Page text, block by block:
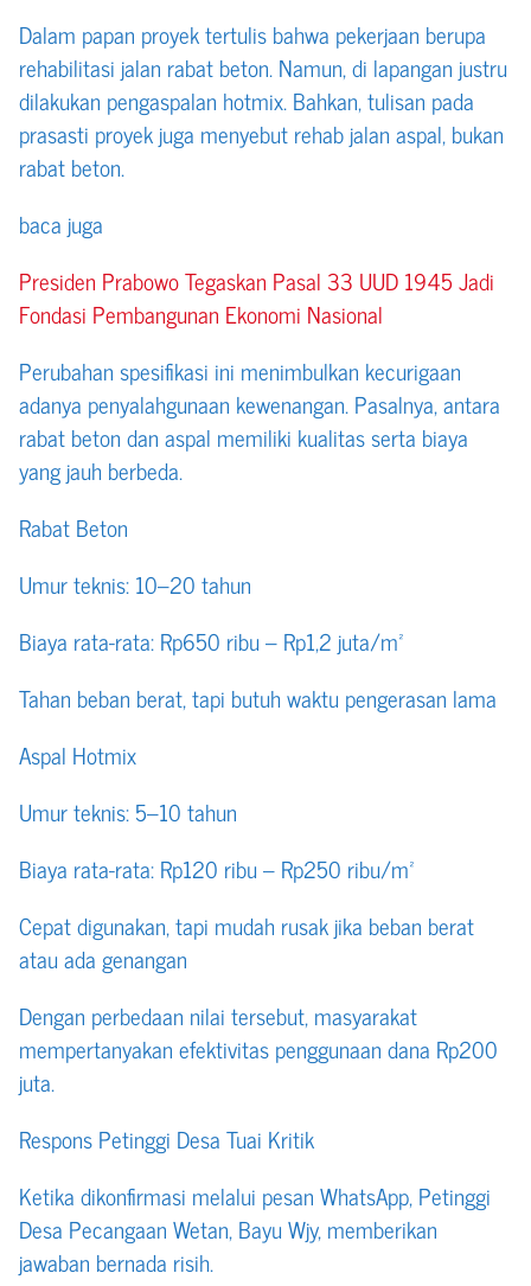
Dalam papan proyek tertulis bahwa pekerjaan berupa
rehabilitasi jalan rabat beton. Namun, di lapangan justru
dilakukan pengaspalan hotmix. Bahkan, tulisan pada
prasasti proyek juga menyebut rehab jalan aspal, bukan
rabat beton.
baca juga
Presiden Prabowo Tegaskan Pasal 33 UUD 1945 Jadi
Fondasi Pembangunan Ekonomi Nasional
Perubahan spesifikasi ini menimbulkan kecurigaan
adanya penyalahgunaan kewenangan. Pasalnya, antara
rabat beton dan aspal memiliki kualitas serta biaya
yang jauh berbeda.
Rabat Beton
Umur teknis: 10–20 tahun
Biaya rata-rata: Rp650 ribu – Rp1,2 juta/m²
Tahan beban berat, tapi butuh waktu pengerasan lama
Aspal Hotmix
Umur teknis: 5–10 tahun
Biaya rata-rata: Rp120 ribu – Rp250 ribu/m²
Cepat digunakan, tapi mudah rusak jika beban berat
atau ada genangan
Dengan perbedaan nilai tersebut, masyarakat
mempertanyakan efektivitas penggunaan dana Rp200
juta.
Respons Petinggi Desa Tuai Kritik
Ketika dikonfirmasi melalui pesan WhatsApp, Petinggi
Desa Pecangaan Wetan, Bayu Wjy, memberikan
jawaban bernada risih.